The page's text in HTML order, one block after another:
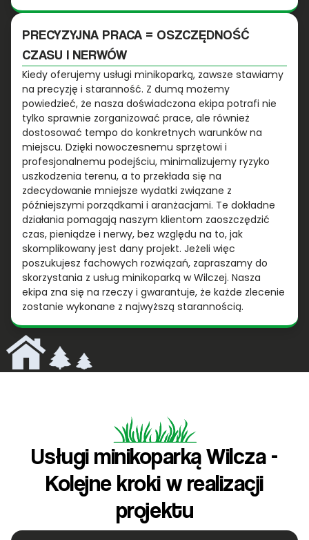
PRECYZYJNA PRACA = OSZCZĘDNOŚĆ
CZASU I NERWÓW
Kiedy oferujemy usługi minikoparką, zawsze stawiamy
na precyzję i staranność. Z dumą możemy
powiedzieć, że nasza doświadczona ekipa potrafi nie
tylko sprawnie zorganizować prace, ale również
dostosować tempo do konkretnych warunków na
miejscu. Dzięki nowoczesnemu sprzętowi i
profesjonalnemu podejściu, minimalizujemy ryzyko
uszkodzenia terenu, a to przekłada się na
zdecydowanie mniejsze wydatki związane z
późniejszymi porządkami i aranżacjami. Te dokładne
działania pomagają naszym klientom zaoszczędzić
czas, pieniądze i nerwy, bez względu na to, jak
skomplikowany jest dany projekt. Jeżeli więc
poszukujesz fachowych rozwiązań, zapraszamy do
skorzystania z usług minikoparką w Wilczej. Nasza
ekipa zna się na rzeczy i gwarantuje, że każde zlecenie
zostanie wykonane z najwyższą starannością.
Usługi minikoparką Wilcza -
Kolejne kroki w realizacji
projektu